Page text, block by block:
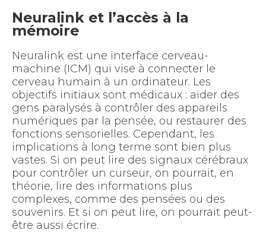
Neuralink et l’accès à la
mémoire
Neuralink est une interface cerveau-
machine (ICM) qui vise à connecter le
cerveau humain à un ordinateur. Les
objectifs initiaux sont médicaux : aider des
gens paralysés à contrôler des appareils
numériques par la pensée, ou restaurer des
fonctions sensorielles. Cependant, les
implications à long terme sont bien plus
vastes. Si on peut lire des signaux cérébraux
pour contrôler un curseur, on pourrait, en
théorie, lire des informations plus
complexes, comme des pensées ou des
souvenirs. Et si on peut lire, on pourrait peut-
être aussi écrire.